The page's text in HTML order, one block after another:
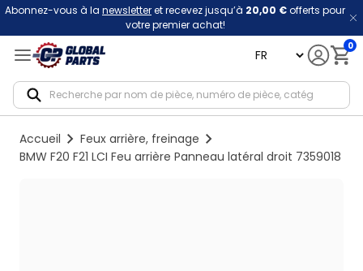
Abonnez-vous à la newsletteret recevez jusqu’à 20,00 €offerts pour
votre premier achat!
language 0
Accueil
Feux arrière, freinage
BMW F20 F21 LCI Feu arrière Panneau latéral droit 7359018